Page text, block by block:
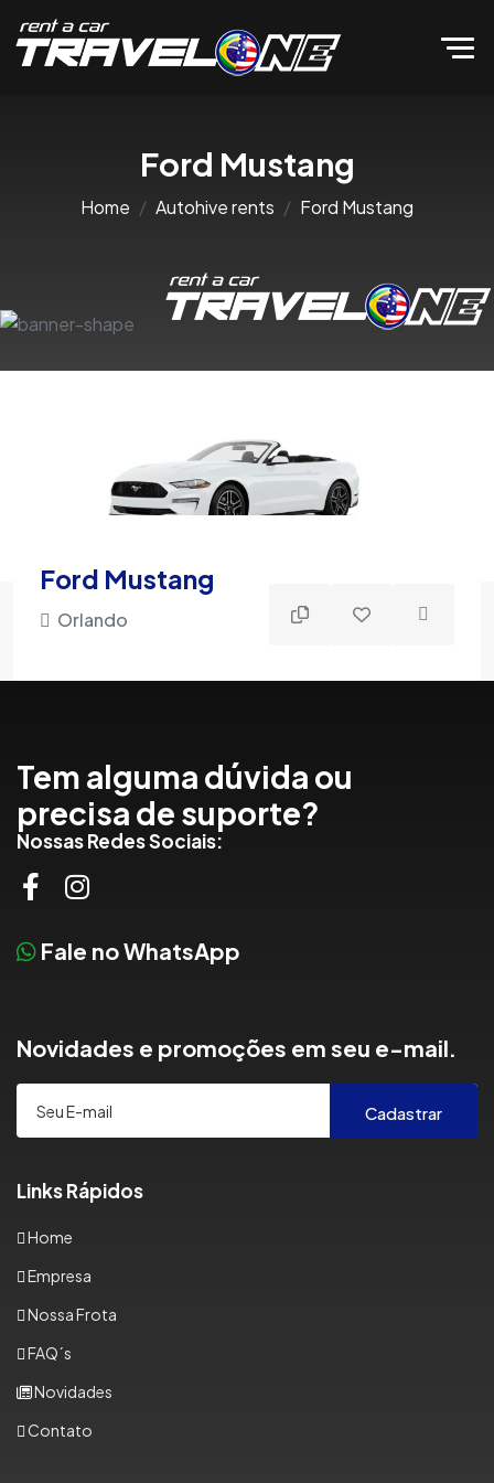
Ford Mustang
Home Autohive rents Ford Mustang
Ford Mustang
Orlando
Tem alguma dúvida ou
precisa de suporte?
Nossas Redes Sociais:
Fale no WhatsApp
Novidades e promoções em seu e-mail.
Cadastrar
Links Rápidos
Home
Empresa
Nossa Frota
FAQ´s
Novidades
Contato